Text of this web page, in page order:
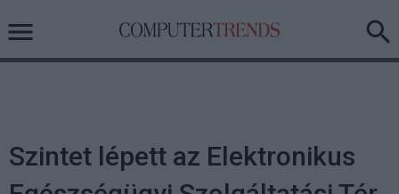
Szintet lépett az Elektronikus